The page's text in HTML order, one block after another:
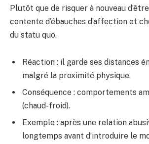
Plutôt que de risquer à nouveau
contente d’ébauches d’affection et
du statu quo.
Réaction : il garde ses distances
malgré la proximité physique.
Conséquence : comportements
(chaud-froid).
Exemple : après une relation
longtemps avant d’introduire le